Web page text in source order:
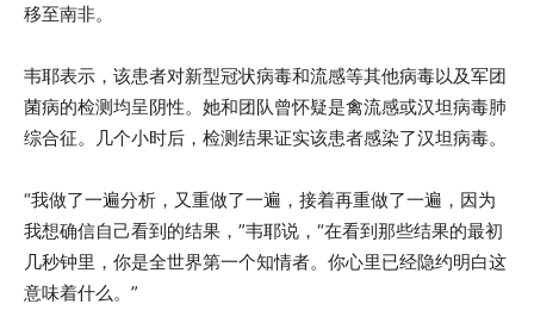
移至南非。
韦耶表示，该患者对新型冠状病毒和流感等其他病毒以及军团
菌病的检测均呈阴性。她和团队曾怀疑是禽流感或汉坦病毒肺
综合征。几个小时后，检测结果证实该患者感染了汉坦病毒。
“我做了一遍分析，又重做了一遍，接着再重做了一遍，因为
我想确信自己看到的结果，”韦耶说，“在看到那些结果的最初
几秒钟里，你是全世界第一个知情者。你心里已经隐约明白这
意味着什么。”